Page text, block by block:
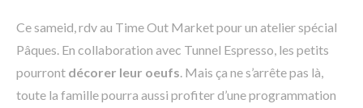
Ce sameid, rdv au Time Out Market pour un atelier spécial
Pâques. En collaboration avec Tunnel Espresso, les petits
pourront décorer leur oeufs . Mais ça ne s’arrête pas là,
toute la famille pourra aussi profiter d’une programmation